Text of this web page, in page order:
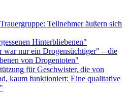
Teilnehmer äußern sich
Hinterbliebenen"
war nur ein Drogensüchtiger" – die
von Drogentoten"
für Geschwister, die von
kaum funktioniert: Eine qualitative